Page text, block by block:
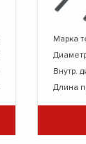
Марка
Внутр.
Длина